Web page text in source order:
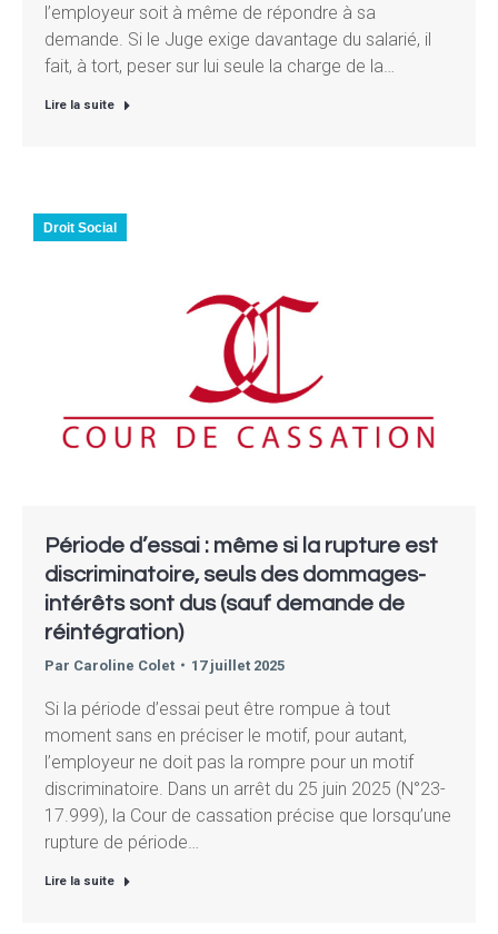
l’employeur soit à même de répondre à sa
demande. Si le Juge exige davantage du salarié, il
fait, à tort, peser sur lui seule la charge de la…
Lire la suite
Droit Social
Période d’essai : même si la rupture est
discriminatoire, seuls des dommages-
intérêts sont dus (sauf demande de
réintégration)
Par Caroline Colet 17 juillet 2025
Si la période d’essai peut être rompue à tout
moment sans en préciser le motif, pour autant,
l’employeur ne doit pas la rompre pour un motif
discriminatoire. Dans un arrêt du 25 juin 2025 (N°23-
17.999), la Cour de cassation précise que lorsqu’une
rupture de période…
Lire la suite